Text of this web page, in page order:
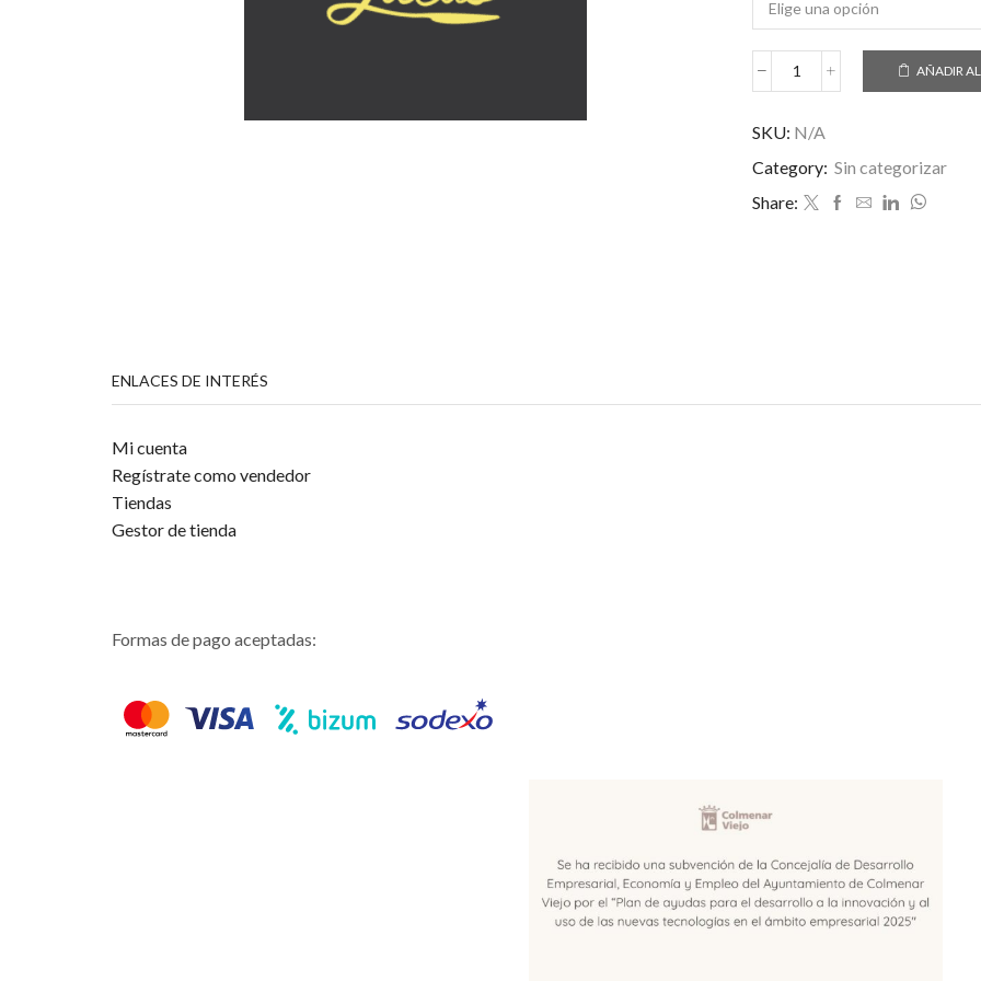
13,50€
hasta
16,50€
AÑADIR
SKU: N/A
Category: Sin categorizar
Share:
ENLACES DE INTERÉS
Mi cuenta
Regístrate como vendedor
Tiendas
Gestor de tienda
Formas de pago aceptadas: